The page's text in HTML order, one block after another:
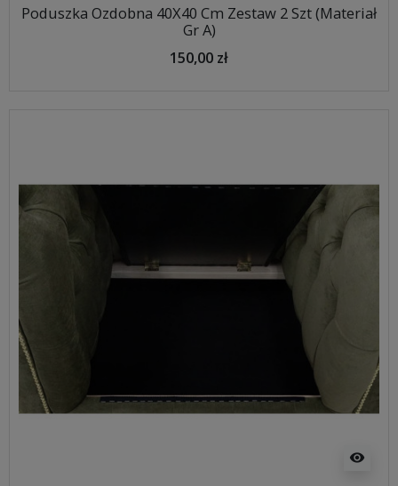
Poduszka Ozdobna 40X40 Cm Zestaw 2 Szt (Materiał
Gr A)
150,00 zł
visibility